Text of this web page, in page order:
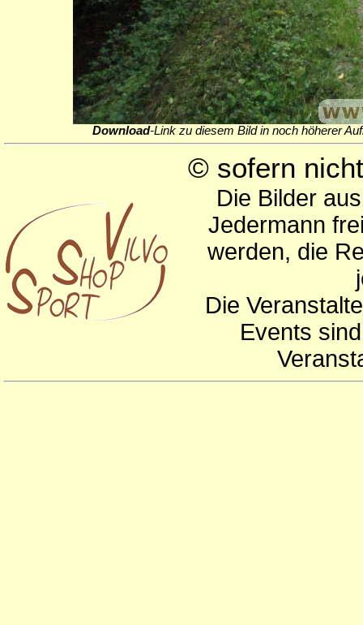
Download-Link zu diesem Bild in noch höherer
© sofern
Die Bilder
Jedermann
werden, die
Die
Events